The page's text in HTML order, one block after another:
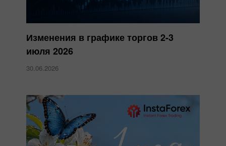
Изменения в графике торгов 2-3
июля 2026
30.06.2026